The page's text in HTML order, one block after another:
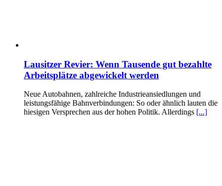
Lausitzer Revier: Wenn Tausende gut bezahlte
Arbeitsplätze abgewickelt werden
Neue Autobahnen, zahlreiche Industrieansiedlungen und
leistungsfähige Bahnverbindungen: So oder ähnlich lauten die
hiesigen Versprechen aus der hohen Politik. Allerdings [...]